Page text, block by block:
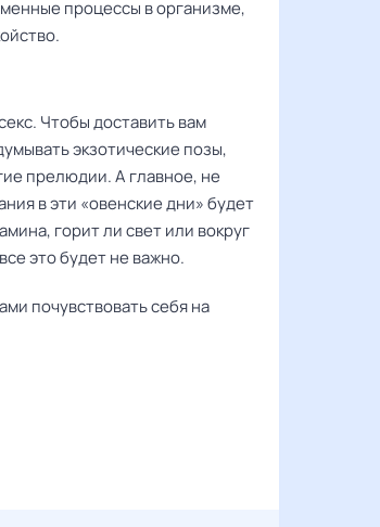
процессы в организме,
Чтобы доставить вам
экзотические позы,
прелюдии. А главное, не
в эти «овенские дни» будет
горит ли свет или вокруг
это будет не важно.
почувствовать себя на